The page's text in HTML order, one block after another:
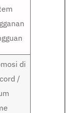
di
/